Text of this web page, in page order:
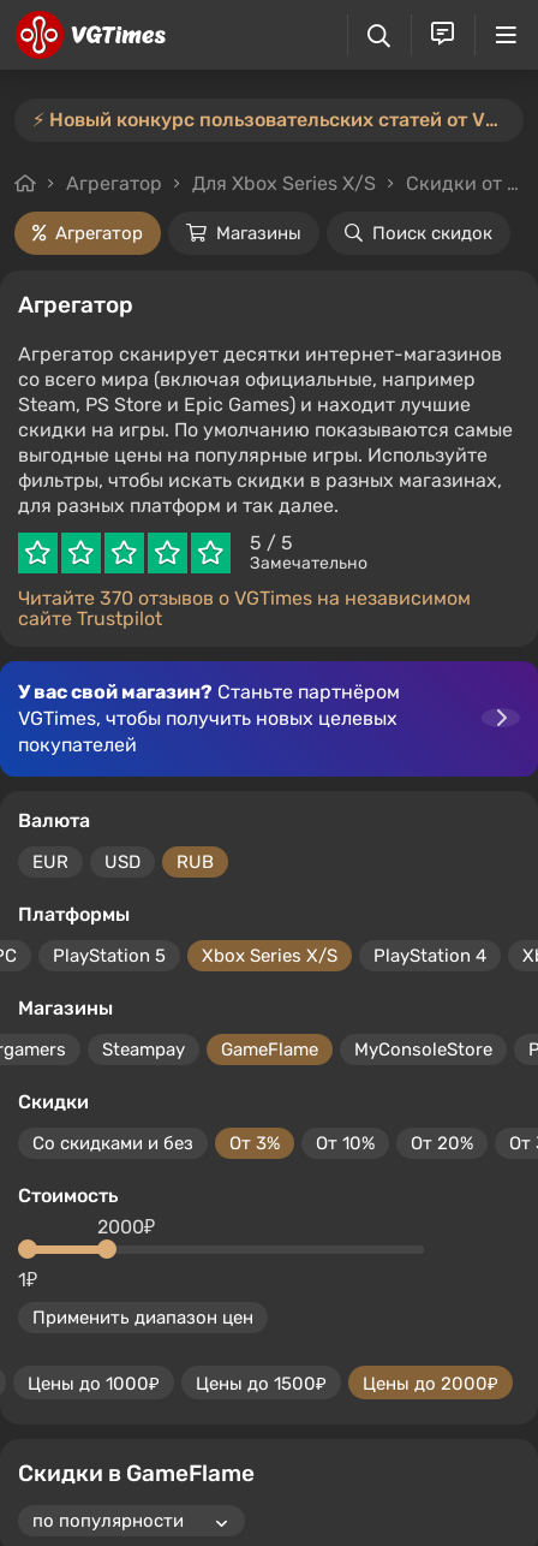
⚡️ Новый конкурс пользовательских статей от VGTimes — участвуйте тут ⚡️
Агрегатор Для Xbox Series X/S Скидки от 3%
Агрегатор Магазины Поиск скидок
Агрегатор
Агрегатор сканирует десятки интернет-магазинов
со всего мира (включая официальные, например
Steam, PS Store и Epic Games) и находит лучшие
скидки на игры. По умолчанию показываются самые
выгодные цены на популярные игры. Используйте
фильтры, чтобы искать скидки в разных магазинах,
для разных платформ и так далее.
5 / 5
Замечательно
Читайте 370 отзывов о VGTimes на независимом
сайте Trustpilot
У вас свой магазин? Станьте партнёром
VGTimes, чтобы получить новых целевых
покупателей
Валюта
EUR USD RUB
Платформы
PlayStation 5 Xbox Series X/S PlayStation 4
Магазины
Steampay GameFlame MyConsoleStore
Скидки
Со скидками и без От 3% От 10% От 20% От
Стоимость
1₽
2000₽
Применить диапазон цен
Цены до 1000₽ Цены до 1500₽ Цены до 2000₽
Скидки в GameFlame